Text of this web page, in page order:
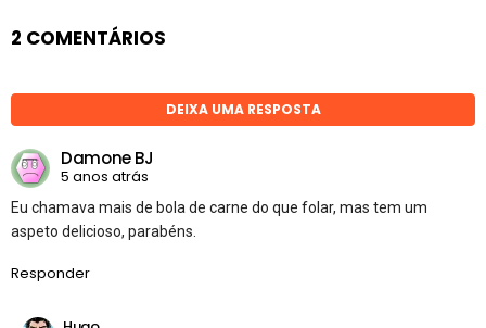
2 COMENTÁRIOS
DEIXA UMA RESPOSTA
Damone BJ
5 anos atrás
Eu chamava mais de bola de carne do que folar, mas tem um
aspeto delicioso, parabéns.
Responder